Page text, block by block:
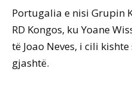
Portugalia e nisi Grupin
RD Kongos, ku Yoane
të Joao Neves, i cili
gjashtë.